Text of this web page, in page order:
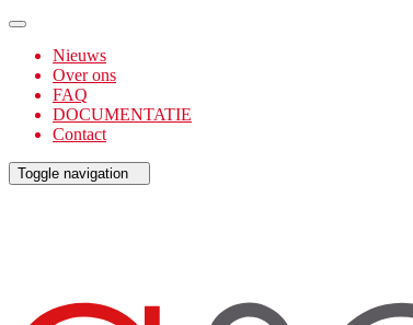
Nieuws
Over ons
FAQ
DOCUMENTATIE
Contact
Toggle navigation